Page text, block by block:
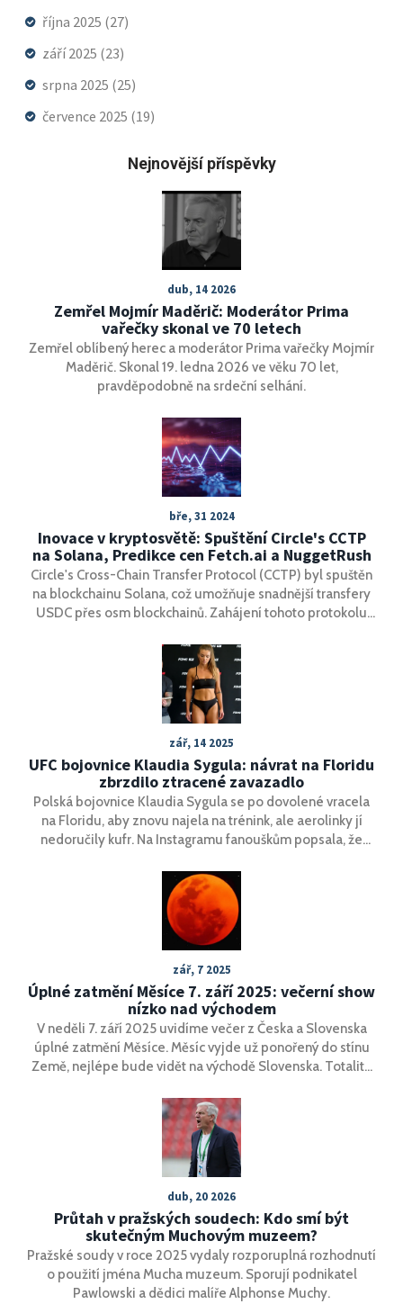
října 2025 (27)
září 2025 (23)
srpna 2025 (25)
července 2025 (19)
Nejnovější příspěvky
dub, 14 2026
Zemřel Mojmír Maděrič: Moderátor Prima
vařečky skonal ve 70 letech
Zemřel oblíbený herec a moderátor Prima vařečky Mojmír
Maděrič. Skonal 19. ledna 2026 ve věku 70 let,
pravděpodobně na srdeční selhání.
bře, 31 2024
Inovace v kryptosvětě: Spuštění Circle's CCTP
na Solana, Predikce cen Fetch.ai a NuggetRush
Circle's Cross-Chain Transfer Protocol (CCTP) byl spuštěn
na blockchainu Solana, což umožňuje snadnější transfery
USDC přes osm blockchainů. Zahájení tohoto protokolu
včetně projektů jako je NuggetRush a Fetch.ai, které
přitahují pozornost investorů.
zář, 14 2025
UFC bojovnice Klaudia Sygula: návrat na Floridu
zbrzdilo ztracené zavazadlo
Polská bojovnice Klaudia Sygula se po dovolené vracela
na Floridu, aby znovu najela na trénink, ale aerolinky jí
nedoručily kufr. Na Instagramu fanouškům popsala, že
premiérové výhře v UFC slíbila, že další příspěvky už
budou čistě tréninkové. Někdejší tvář FAME a FEN bere
nepříjemnost s nadhledem a chystá se zpět do režimu.
zář, 7 2025
Úplné zatmění Měsíce 7. září 2025: večerní show
nízko nad východem
V neděli 7. září 2025 uvidíme večer z Česka a Slovenska
úplné zatmění Měsíce. Měsíc vyjde už ponořený do stínu
Země, nejlépe bude vidět na východě Slovenska. Totalita
Měsíc se zbarví do oranžova až měděna. Na západě
zároveň uvidíme pás Venuše, nízko nad obzorem i Mars a
hvězdu Spica.
dub, 20 2026
Průtah v pražských soudech: Kdo smí být
skutečným Muchovým muzeem?
Pražské soudy v roce 2025 vydaly rozporuplná rozhodnutí
o použití jména Mucha muzeum. Sporují podnikatel
Pawlowski a dědici malíře Alphonse Muchy.